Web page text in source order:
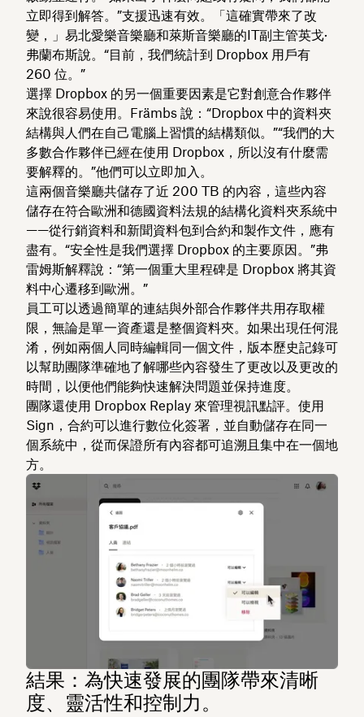
立即得到解答。”支援迅速有效。「這確實帶來了改
變，」易北愛樂音樂廳和萊斯音樂廳的IT副主管英戈·
弗蘭布斯說。“目前，我們統計到 Dropbox 用戶有
260 位。”
選擇 Dropbox 的另一個重要因素是它對創意合作夥伴
來說很容易使用。Främbs 說：“Dropbox 中的資料夾
結構與人們在自己電腦上習慣的結構類似。”“我們的大
多數合作夥伴已經在使用 Dropbox，所以沒有什麼需
要解釋的。”他們可以立即加入。
這兩個音樂廳共儲存了近 200 TB 的內容，這些內容
儲存在符合歐洲和德國資料法規的結構化資料夾系統中
——從行銷資料和新聞資料包到合約和製作文件，應有
盡有。“安全性是我們選擇 Dropbox 的主要原因。”弗
雷姆斯解釋說：“第一個重大里程碑是 Dropbox 將其資
料中心遷移到歐洲。”
員工可以透過簡單的連結與外部合作夥伴共用存取權
限，無論是單一資產還是整個資料夾。如果出現任何混
淆，例如兩個人同時編輯同一個文件，版本歷史記錄可
以幫助團隊準確地了解哪些內容發生了更改以及更改的
時間，以便他們能夠快速解決問題並保持進度。
團隊還使用 Dropbox Replay 來管理視訊點評。使用
Sign，合約可以進行數位化簽署，並自動儲存在同一
個系統中，從而保證所有內容都可追溯且集中在一個地
方。
結果：為快速發展的團隊帶來清晰
度、靈活性和控制力。